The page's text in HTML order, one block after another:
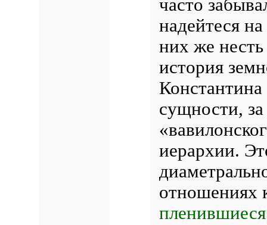
часто
надейтеся
них же
история
сущности,
иерархии.
отношениях